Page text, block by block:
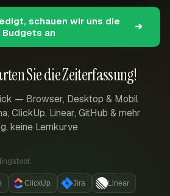
Sie die Zeiterfassung!
— Browser, Desktop & Mobil
ClickUp, Linear, GitHub & mehr
keine Lernkurve
ClickUp Jira Linear
schauen wir uns die
Budgets an